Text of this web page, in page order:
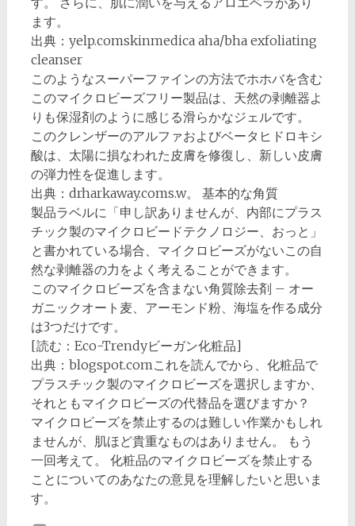
ます。
出典：yelp.comskinmedica aha/bha exfoliating
cleanser
このようなスーパーファインの方法でホホバを含む
このマイクロビーズフリー製品は、天然の剥離器よ
りも保湿剤のように感じる滑らかなジェルです。
このクレンザーのアルファおよびベータヒドロキシ
酸は、太陽に損なわれた皮膚を修復し、新しい皮膚
の弾力性を促進します。
出典：drharkaway.coms.w。 基本的な角質
製品ラベルに「申し訳ありませんが、内部にプラス
チック製のマイクロビードテクノロジー、おっと」
と書かれている場合、マイクロビーズがないこの自
然な剥離器の力をよく考えることができます。
このマイクロビーズを含まない角質除去剤 – オー
ガニックオート麦、アーモンド粉、海塩を作る成分
は3つだけです。
[読む：Eco-Trendyビーガン化粧品]
出典：blogspot.comこれを読んでから、化粧品で
プラスチック製のマイクロビーズを選択しますか、
それともマイクロビーズの代替品を選びますか？
マイクロビーズを禁止するのは難しい作業かもしれ
ませんが、肌ほど貴重なものはありません。 もう
一回考えて。 化粧品のマイクロビーズを禁止する
ことについてのあなたの意見を理解したいと思いま
す。